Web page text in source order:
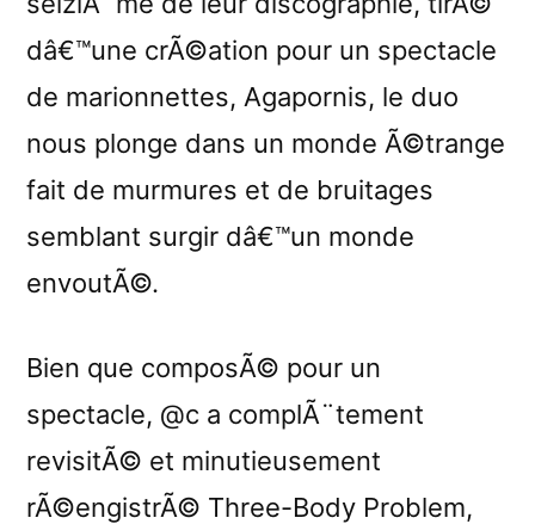
dâ€™une crÃ©ation pour un spectacle
de marionnettes, Agapornis, le duo
nous plonge dans un monde Ã©trange
fait de murmures et de bruitages
semblant surgir dâ€™un monde
envoutÃ©.
Bien que composÃ© pour un
spectacle, @c a complÃ¨tement
revisitÃ© et minutieusement
rÃ©engistrÃ© Three-Body Problem,